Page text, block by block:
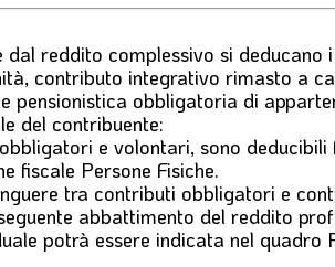
reddito complessivo si
contributo integrativo rimasto a
pensionistica obbligatoria di
del contribuente:
e volontari, sono
fiscale Persone Fisiche.
tra contributi obbligatori e
abbattimento del reddito
potrà essere indicata nel quadro